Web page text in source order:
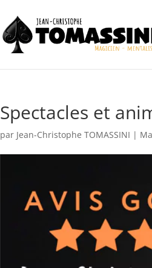
Spectacles et
par Jean-Christophe TOMASSINI |